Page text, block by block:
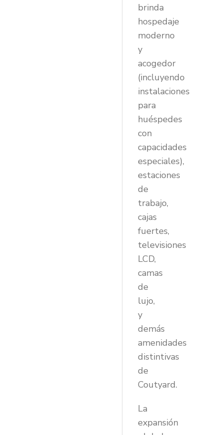
brinda
hospedaje
moderno
y
acogedor
(incluyendo
instalaciones
para
huéspedes
con
capacidades
especiales),
estaciones
de
trabajo,
cajas
fuertes,
televisiones
LCD,
camas
de
lujo,
y
demás
amenidades
distintivas
de
Coutyard.
La
expansión